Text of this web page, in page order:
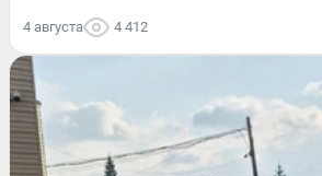
4 августа 4 412